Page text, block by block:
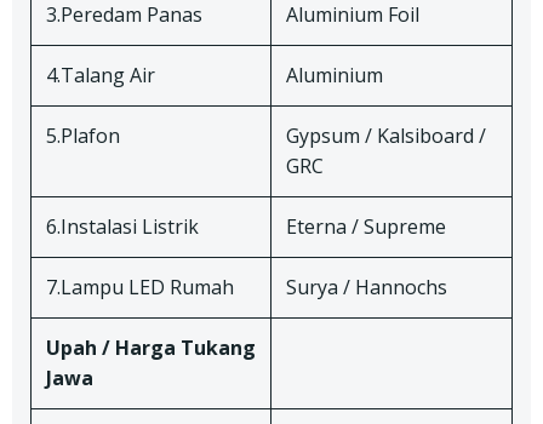
3.Peredam Panas Aluminium Foil
4.Talang Air Aluminium
5.Plafon
Gypsum / Kalsiboard /
GRC
6.Instalasi Listrik Eterna / Supreme
7.Lampu LED Rumah Surya / Hannochs
Upah / Harga Tukang
Jawa